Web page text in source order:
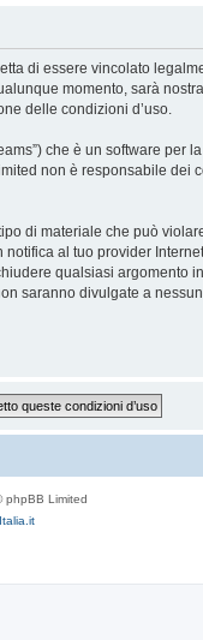
di essere vincolato
momento, sarà
delle condizioni d’uso.
che è un software
non è responsabile
di materiale che può
al tuo provider
qualsiasi argomento
divulgate a
phpBB Limited